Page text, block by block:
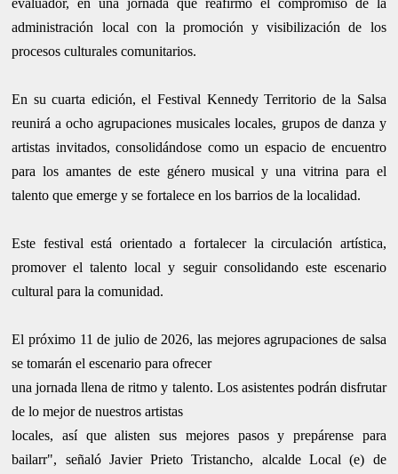
administración local con la promoción y visibilización de los
procesos culturales comunitarios.
En su cuarta edición, el Festival Kennedy Territorio de la Salsa
reunirá a ocho agrupaciones musicales locales, grupos de danza y
artistas invitados, consolidándose como un espacio de encuentro
para los amantes de este género musical y una vitrina para el
talento que emerge y se fortalece en los barrios de la localidad.
Este festival está orientado a fortalecer la circulación artística,
promover el talento local y seguir consolidando este escenario
cultural para la comunidad.
El próximo 11 de julio de 2026, las mejores agrupaciones de salsa
se tomarán el escenario para ofrecer
una jornada llena de ritmo y talento. Los asistentes podrán disfrutar
de lo mejor de nuestros artistas
locales, así que alisten sus mejores pasos y prepárense para
bailarr", señaló Javier Prieto Tristancho, alcalde Local (e) de